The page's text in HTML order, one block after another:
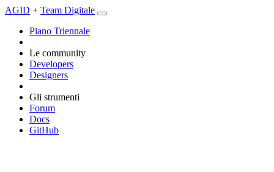
AGID + Team Digitale
Piano Triennale
Le community
Developers
Designers
Gli strumenti
Forum
Docs
GitHub